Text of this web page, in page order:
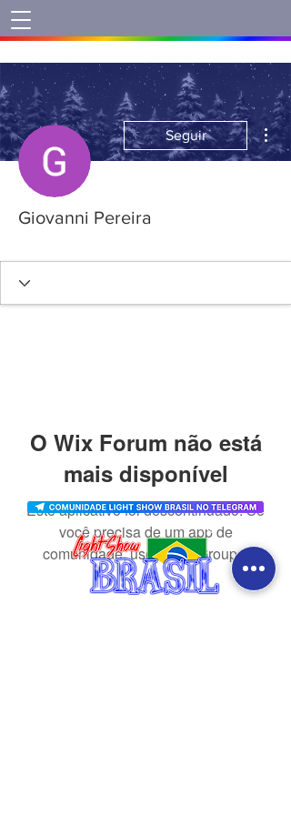
Seguir
Giovanni Pereira
O Wix Forum não está
mais disponível
Este aplicativo foi descontinuado. Se
você precisa de um app de
comunidade, use o Wix Groups.